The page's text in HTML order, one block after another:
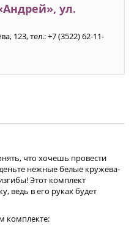
ул.
123, тел.: +7 (3522) 62-11-
что хочешь провести
нежные белые кружева-
Этот комплект
ведь в его руках будет
комплекте: